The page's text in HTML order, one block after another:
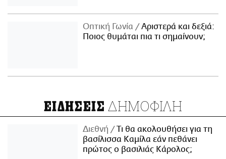
Οπτική Γωνία
Αριστερά και δεξιά:
Ποιος θυμάται πια τι σημαίνουν;
ΕΙΔΗΣΕΙΣ ΔΗΜΟΦΙΛΗ
Διεθνή
Τι θα ακολουθήσει για τη
βασίλισσα Καμίλα εάν πεθάνει
πρώτος ο βασιλιάς Κάρολος;